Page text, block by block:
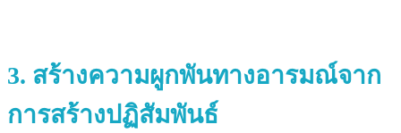
3. สร้างความผูกพันทางอารมณ์จาก
การสร้างปฏิสัมพันธ์